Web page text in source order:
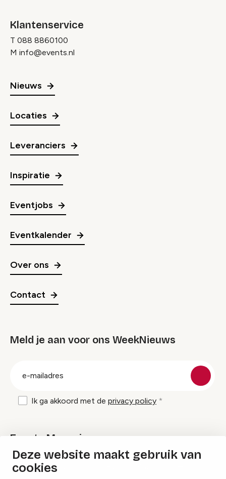
Deze website maakt gebruik van
cookies
Klantenservice
T 088 8860100
M info@events.nl
Nieuws
Locaties
Leveranciers
Inspiratie
Eventjobs
Eventkalender
Over ons
Contact
Meld je aan voor ons WeekNieuws
Ik ga akkoord met de privacy policy
Events Magazine
Ik ontvang graag Events Magazine